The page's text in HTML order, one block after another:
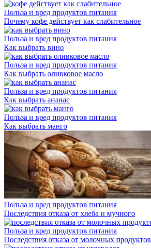
Польза и вред продуктов питания
Почему кофе действует как слабительное
Польза и вред продуктов питания
Как выбрать вино
Польза и вред продуктов питания
Как выбрать оливковое масло
Польза и вред продуктов питания
Как выбрать ананас
Польза и вред продуктов питания
Как выбрать манго
Польза и вред продуктов питания
Последствия отказа от хлеба и мучного
Польза и вред продуктов питания
Последствия отказа от молочных продуктов